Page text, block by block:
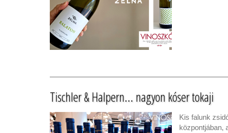
Tischler & Halpern... nagyon kóser tokaji
Kis falunk
központjában,